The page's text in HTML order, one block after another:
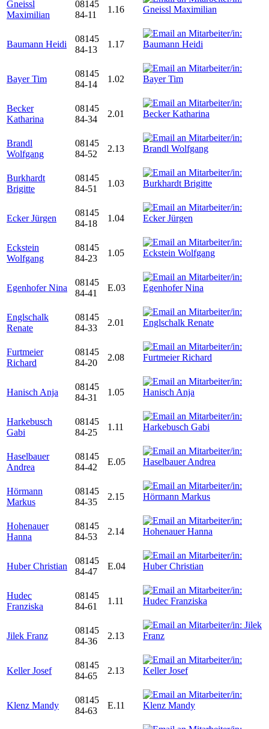
Gneissl
Maximilian
08145
84-11
1.16
Baumann Heidi
08145
84-13
1.17
Bayer Tim
08145
84-14
1.02
Becker
Katharina
08145
84-34
2.01
Brandl
Wolfgang
08145
84-52
2.13
Burkhardt
Brigitte
08145
84-51
1.03
Ecker Jürgen
08145
84-18
1.04
Eckstein
Wolfgang
08145
84-23
1.05
Egenhofer Nina
08145
84-41
E.03
Englschalk
Renate
08145
84-33
2.01
Furtmeier
Richard
08145
84-20
2.08
Hanisch Anja
08145
84-31
1.05
Harkebusch
Gabi
08145
84-25
1.11
Haselbauer
Andrea
08145
84-42
E.05
Hörmann
Markus
08145
84-35
2.15
Hohenauer
Hanna
08145
84-53
2.14
Huber Christian
08145
84-47
E.04
Hudec
Franziska
08145
84-61
1.11
Jilek Franz
08145
84-36
2.13
Keller Josef
08145
84-65
2.13
Klenz Mandy
08145
84-63
E.11